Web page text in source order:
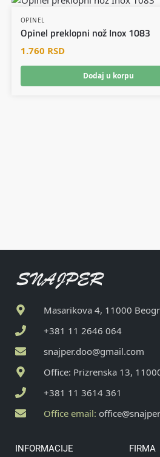
OPINEL
Opinel preklopni nož Inox 1083
1.760 RSD
Dodaj u korpu
Masarikova 4, 11000
+381 11 2646 064
snajper.doo@gmail.com
Office: Prizrenska 13,
+381 11 3614 361
Office email:
INFORMACIJE FIRMA